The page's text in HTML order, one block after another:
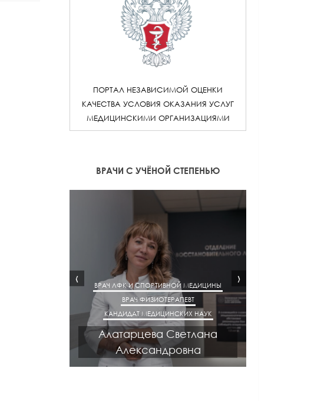
ПОРТАЛ НЕЗАВИСИМОЙ ОЦЕНКИ
КАЧЕСТВА УСЛОВИЯ ОКАЗАНИЯ УСЛУГ
МЕДИЦИНСКИМИ ОРГАНИЗАЦИЯМИ
ВРАЧИ С УЧЁНОЙ СТЕПЕНЬЮ
ВРАЧ ЛФК И СПОРТИВНОЙ МЕДИЦИНЫ
ВРАЧ ФИЗИОТЕРАПЕВТ
КАНДИДАТ МЕДИЦИНСКИХ НАУК
Алатарцева Светлана
Александровна
‹ ›